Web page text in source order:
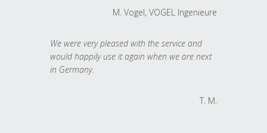
M. Vogel, VOGEL Ingenieure
We were very pleased with the service and
would happily use it again when we are next
in Germany.
T. M.